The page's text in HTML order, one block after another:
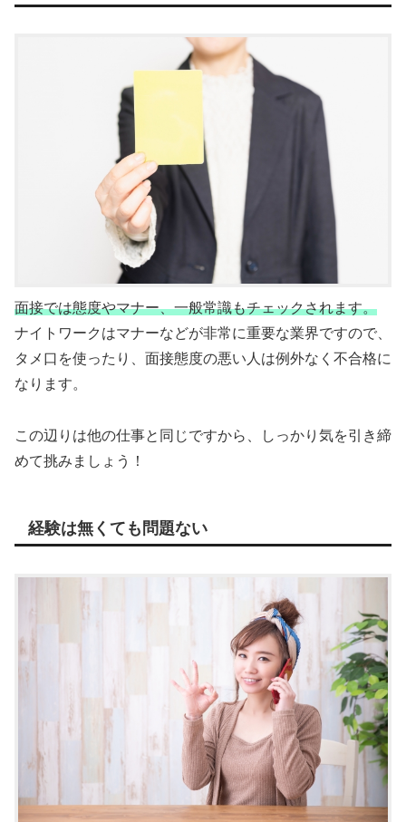
面接では態度やマナー、一般常識もチェックされます。
ナイトワークはマナーなどが非常に重要な業界ですので、
タメ口を使ったり、面接態度の悪い人は例外なく不合格に
なります。
この辺りは他の仕事と同じですから、しっかり気を引き締
めて挑みましょう！
経験は無くても問題ない